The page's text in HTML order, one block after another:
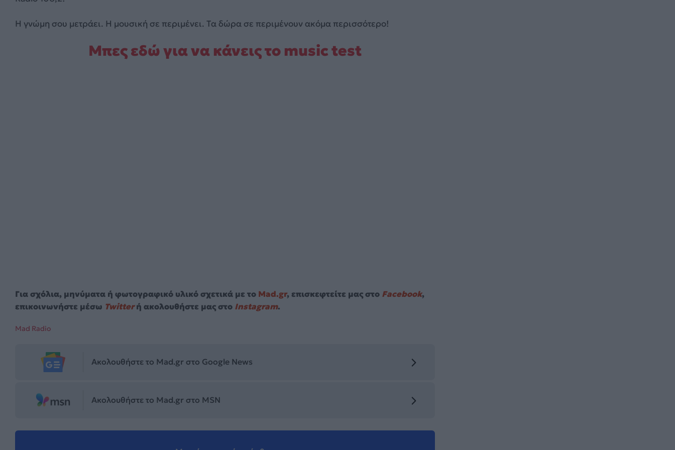
Η γνώμη σου μετράει. Η μουσική σε περιμένει. Τα δώρα σε περιμένουν ακόμα περισσότερο!
Μπες εδώ για να κάνεις το music test
Για σχόλια, μηνύματα ή φωτογραφικό υλικό σχετικά με το Mad.gr, επισκεφτείτε μας στο Facebook,
επικοινωνήστε μέσω Twitterή ακολουθήστε μας στο Instagram.
Mad Radio
Ακολουθήστε το Mad.gr στο Google News
Ακολουθήστε το Mad.gr στο MSN